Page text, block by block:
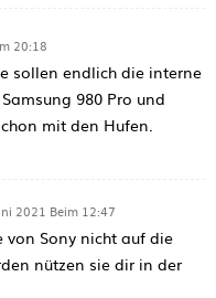
20:18
sollen endlich die interne
980 Pro und
mit den Hufen.
2021 Beim 12:47
von Sony nicht auf die
nützen sie dir in der